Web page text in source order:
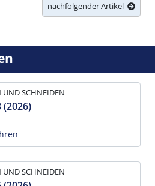
nachfolgender Artikel
UND SCHNEIDEN
(2026)
UND SCHNEIDEN